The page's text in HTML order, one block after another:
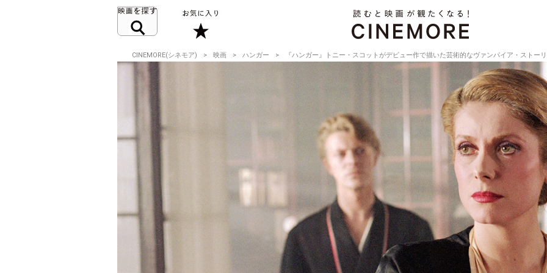
CINEMORE(シネモア) 映画 ハンガー 『ハンガー』トニー・スコットがデビュー作で描いた芸術的なヴァンパイア・ストー